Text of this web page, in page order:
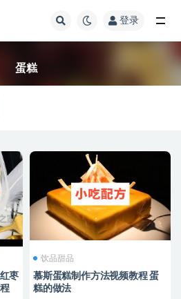
登录
蛋糕
枣
饮品甜品
慕斯蛋糕制作方法视频教程 蛋
糕的做法